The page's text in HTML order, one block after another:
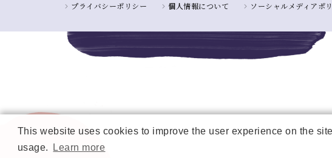
プライバシーポリシー 個人情報について ソーシャルメディアポ
This website uses cookies to improve the user experience on the
usage.
Learn more